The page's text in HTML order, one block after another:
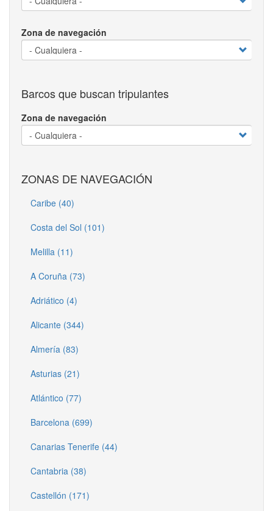
Zona de navegación
Barcos que buscan tripulantes
Zona de navegación
ZONAS DE NAVEGACIÓN
Caribe (40)
Costa del Sol (101)
Melilla (11)
A Coruña (73)
Adriático (4)
Alicante (344)
Almería (83)
Asturias (21)
Atlántico (77)
Barcelona (699)
Canarias Tenerife (44)
Cantabria (38)
Castellón (171)